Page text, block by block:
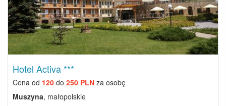
Hotel Activa ***
Cena od 120 do 250 PLN za osobę
Muszyna, małopolskie